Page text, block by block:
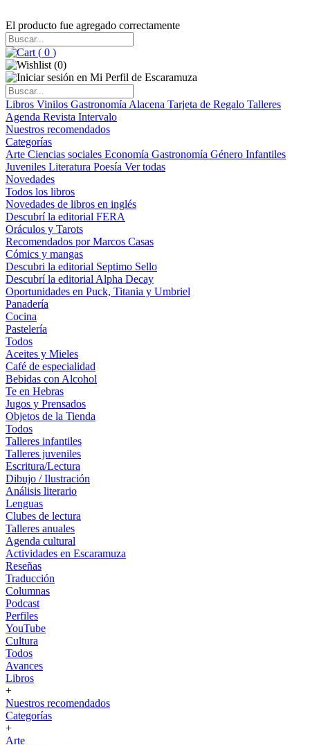
El producto fue agregado correctamente
( 0 )
(0)
Libros Vinilos Gastronomía Alacena Tarjeta de Regalo Talleres
Agenda Revista Intervalo
Nuestros recomendados
Categorías
Arte Ciencias sociales Economía Gastronomía Género Infantiles
Juveniles Literatura Poesía Ver todas
Novedades
Todos los libros
Novedades de libros en inglés
Descubrí la editorial FERA
Oráculos y Tarots
Recomendados por Marcos Casas
Cómics y mangas
Descubri la editorial Septimo Sello
Descubrí la editorial Alpha Decay
Oportunidades en Puck, Titania y Umbriel
Panadería
Cocina
Pastelería
Todos
Aceites y Mieles
Café de especialidad
Bebidas con Alcohol
Te en Hebras
Jugos y Prensados
Objetos de la Tienda
Todos
Talleres infantiles
Talleres juveniles
Escritura/Lectura
Dibujo / Ilustración
Análisis literario
Lenguas
Clubes de lectura
Talleres anuales
Agenda cultural
Actividades en Escaramuza
Reseñas
Traducción
Columnas
Podcast
Perfiles
YouTube
Cultura
Todos
Avances
Libros
+
Nuestros recomendados
Categorías
+
Arte